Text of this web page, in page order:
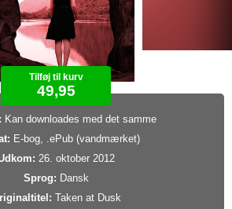
Tilføj til kurv
49,95
Kan downloades med det samme
E-bog, .ePub (vandmærket)
26. oktober 2012
Sprog: Dansk
Taken at Dusk